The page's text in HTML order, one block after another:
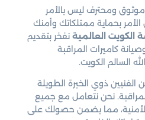
موثوق ومحترف ليس بالأمر
بحماية ممتلكاتك وأمنك
العالمية نفخر بتقديم
كاميرات المراقبة
السالم الكويت.
الفنيين ذوي الخبرة الطويلة
نحن نتعامل مع جميع
الأمنية، مما يضمن حصولك على